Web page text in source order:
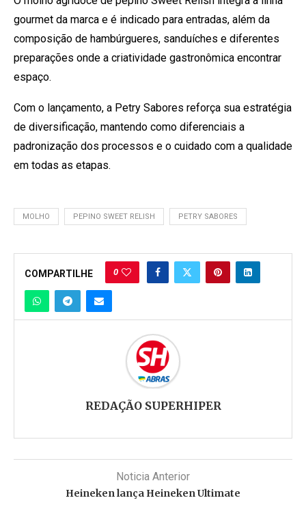
gourmet da marca e é indicado para entradas, além da
composição de hambúrgueres, sanduíches e diferentes
preparações onde a criatividade gastronômica encontrar
espaço.
Com o lançamento, a Petry Sabores reforça sua estratégia
de diversificação, mantendo como diferenciais a
padronização dos processos e o cuidado com a qualidade
em todas as etapas.
MOLHO PEPINO SWEET RELISH PETRY SABORES
COMPARTILHE 0
REDAÇÃO SUPERHIPER
Noticia Anterior
Heineken lança Heineken Ultimate